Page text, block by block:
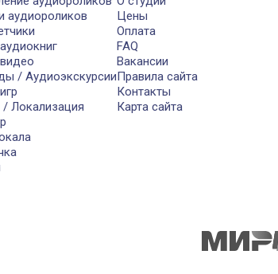
аудиороликов
/ Аудиоэкскурсии
Локализация
Цены
Оплата
FAQ
Вакансии
Правила сайта
Контакты
Карта сайта